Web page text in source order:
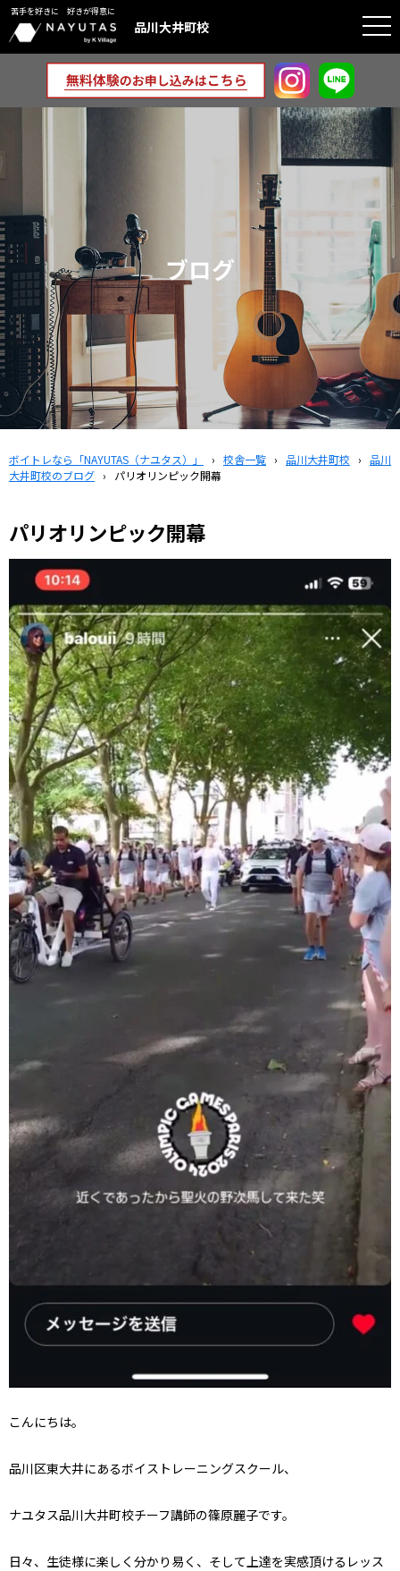
苦手を好きに 好きが得意に
品川大井町校
ブログ
ボイトレなら「NAYUTAS（ナユタス）」 › 校舎一覧 › 品川大井町校 ›
品川
大井町校のブログ › パリオリンピック開幕
パリオリンピック開幕
こんにちは。
品川区東大井にあるボイストレーニングスクール、
ナユタス品川大井町校チーフ講師の篠原麗子です。
日々、生徒様に楽しく分かり易く、そして上達を実感頂けるレッス